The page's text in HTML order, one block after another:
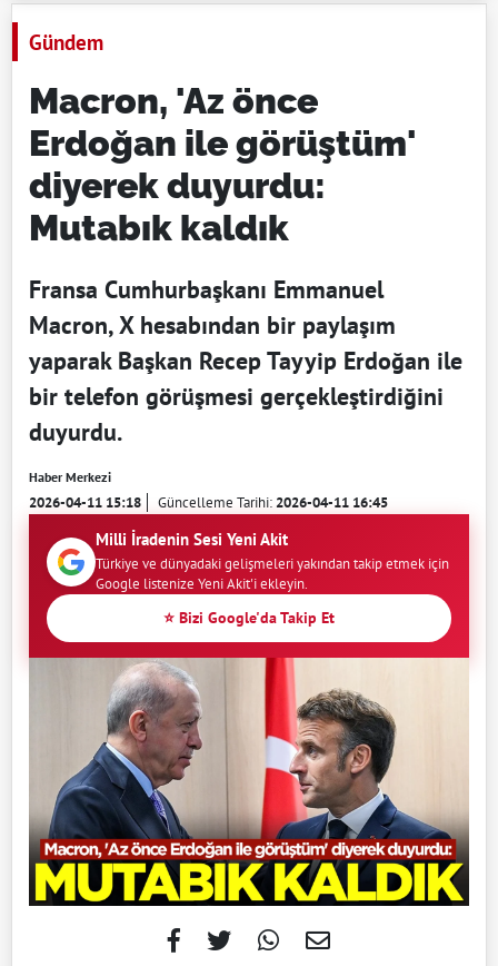
Gündem
Macron, 'Az önce
Erdoğan ile görüştüm'
diyerek duyurdu:
Mutabık kaldık
Fransa Cumhurbaşkanı Emmanuel
Macron, X hesabından bir paylaşım
yaparak Başkan Recep Tayyip Erdoğan ile
bir telefon görüşmesi gerçekleştirdiğini
duyurdu.
Haber Merkezi
2026-04-11 15:18 Güncelleme Tarihi:2026-04-11 16:45
Milli İradenin Sesi Yeni Akit
Türkiye ve dünyadaki gelişmeleri yakından takip etmek için
Google listenize Yeni Akit'i ekleyin.
⭐ Bizi Google'da Takip Et